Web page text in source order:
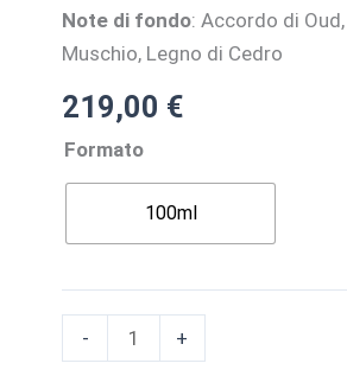
Note di fondo: Accordo di
Muschio, Legno di Cedro
219,00 €
Formato
100ml
-
JOORIE
–
+